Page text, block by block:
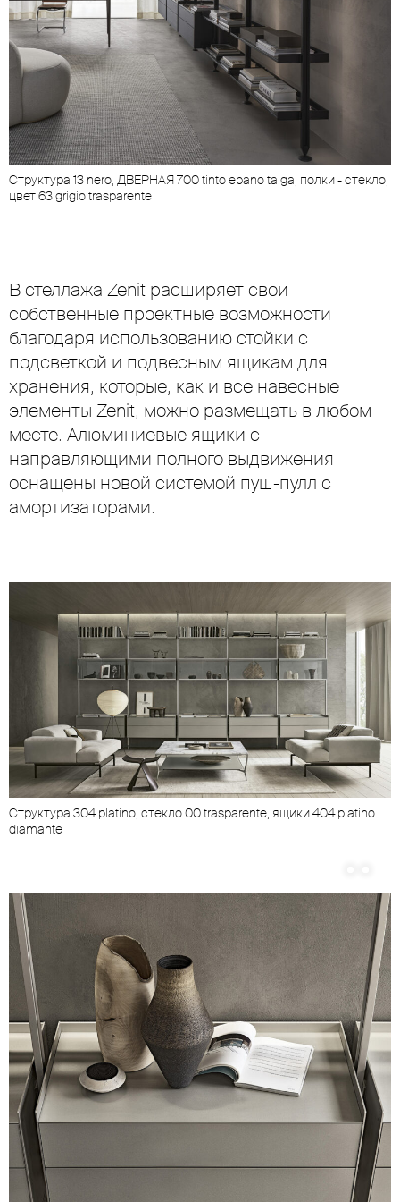
Cтруктура 13 nero, ДВЕРНАЯ 700 tinto ebano taiga, полки - стекло,
цвет 63 grigio trasparente
В стеллажа Zenit расширяет свои
собственные проектные возможности
благодаря использованию стойки с
подсветкой и подвесным ящикам для
хранения, которые, как и все навесные
элементы Zenit, можно размещать в любом
месте. Алюминиевые ящики с
направляющими полного выдвижения
оснащены новой системой пуш-пулл с
амортизаторами.
Cтруктура 304 platino, стекло 00 trasparente, ящики 404 platino
diamante